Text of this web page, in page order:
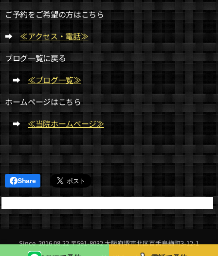
ご予約をご希望の方はこちら
➡≪アクセス・電話≫
ブログ一覧に戻る
➡ ≪ブログ一覧≫
ホームページはこちら
➡≪当院ホームページ≫
Share
Since 2016 08.22 〒591-8032 大阪府堺市北区百舌鳥梅町3-12-1